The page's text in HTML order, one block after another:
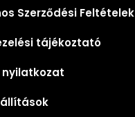
Szerződési Feltételek
tájékoztató
nyilatkozat